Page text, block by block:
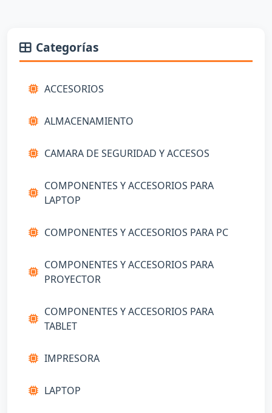
Categorías
ACCESORIOS
ALMACENAMIENTO
CAMARA DE SEGURIDAD Y ACCESOS
COMPONENTES Y ACCESORIOS PARA
LAPTOP
COMPONENTES Y ACCESORIOS PARA PC
COMPONENTES Y ACCESORIOS PARA
PROYECTOR
COMPONENTES Y ACCESORIOS PARA
TABLET
IMPRESORA
LAPTOP